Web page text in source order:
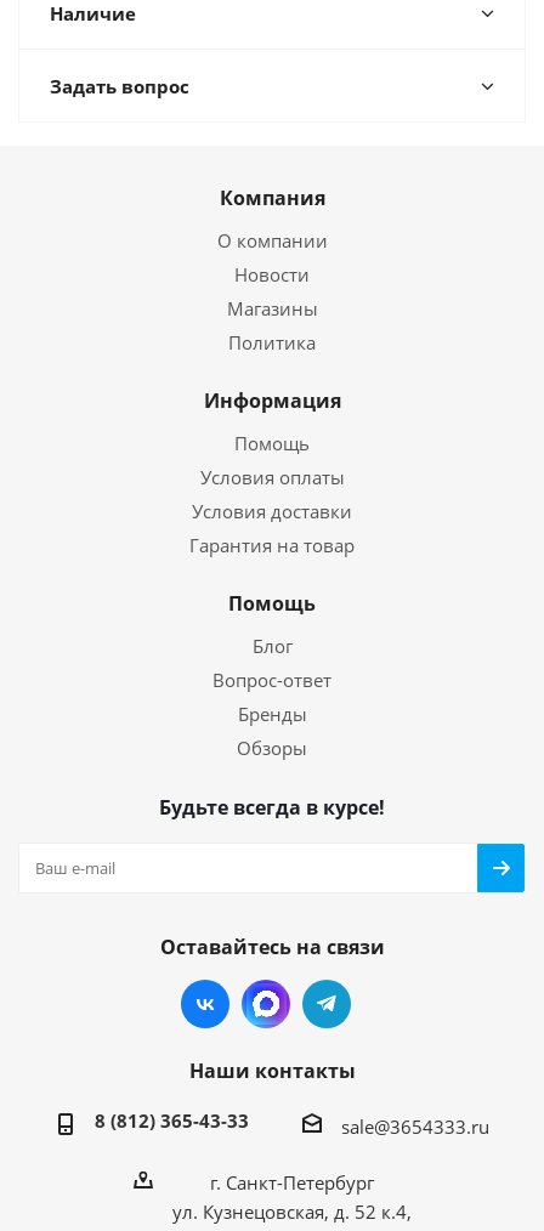
Наличие
Задать вопрос
Компания
О компании
Новости
Магазины
Политика
Информация
Помощь
Условия оплаты
Условия доставки
Гарантия на товар
Помощь
Блог
Вопрос-ответ
Бренды
Обзоры
Будьте всегда в курсе!
Оставайтесь на связи
Наши контакты
8 (812) 365-43-33 sale@3654333.ru
г. Санкт-Петербург
ул. Кузнецовская, д. 52 к.4,